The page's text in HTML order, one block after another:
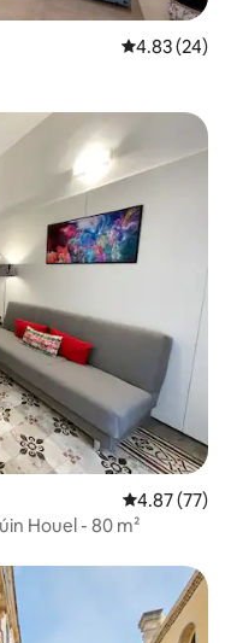
Meánrátáil
4.83 (24)
Meánrátáil
4.87 (77)
Houel - 80 m²